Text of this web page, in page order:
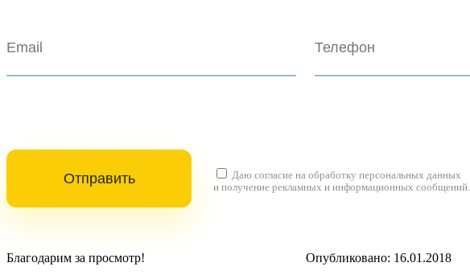
Даю согласие на обработку персональных данных
и получение рекламных и информационных сообщений.
Благодарим за просмотр! Опубликовано: 16.01.2018